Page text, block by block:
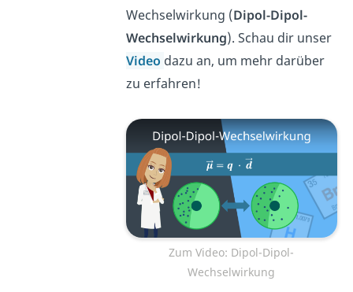
Wechselwirkung (Dipol-Dipol-
Wechselwirkung). Schau dir unser
Video dazu an, um mehr darüber
zu erfahren!
Zum Video: Dipol-Dipol-
Wechselwirkung